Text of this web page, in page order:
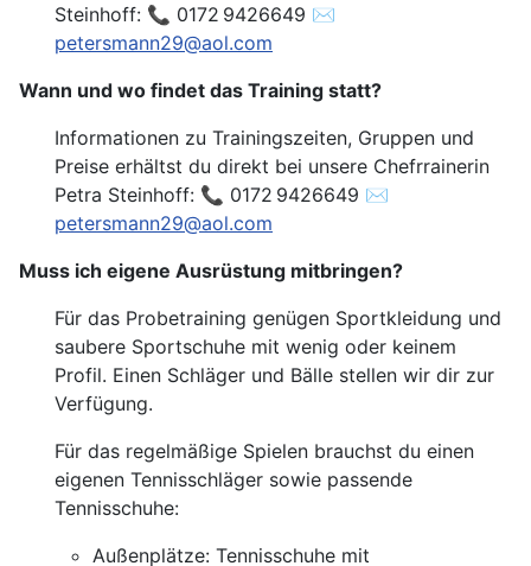
Steinhoff: 📞 0172 9426649 ✉️
petersmann29@aol.com
Wann und wo findet das Training statt?
Informationen zu Trainingszeiten, Gruppen und
Preise erhältst du direkt bei unsere Chefrrainerin
Petra Steinhoff: 📞 0172 9426649 ✉️
petersmann29@aol.com
Muss ich eigene Ausrüstung mitbringen?
Für das Probetraining genügen Sportkleidung und
saubere Sportschuhe mit wenig oder keinem
Profil. Einen Schläger und Bälle stellen wir dir zur
Verfügung.
Für das regelmäßige Spielen brauchst du einen
eigenen Tennisschläger sowie passende
Tennisschuhe:
Außenplätze: Tennisschuhe mit